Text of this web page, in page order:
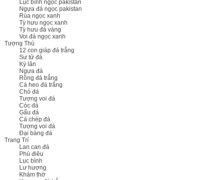
Lục bình ngọc pakistan
Ngựa đá ngọc pakistan
Rùa ngọc xanh
Tỳ hưu ngọc xanh
Tỳ hưu đá vàng
Voi đá ngọc xanh
Tượng Thú
12 con giáp đá trắng
Sư tử đá
Kỳ lân
Ngựa đá
Rồng đá trắng
Cá heo đá trắng
Chó đá
Tượng voi đá
Cóc đá
Gấu đá
Cá chép đá
Tượng voi đá
Đại bàng đá
Trang Trí
Lan can đá
Phù điêu
Lục bình
Lư hương
Khám thờ